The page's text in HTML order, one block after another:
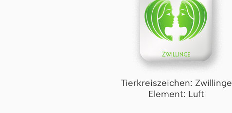
Tierkreiszeichen: Zwillinge
Element: Luft